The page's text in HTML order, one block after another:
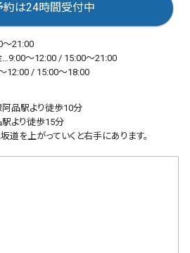
約は24時間受付中
～21:00
～12:00 / 15:00～21:00
12:00 / 15:00～18:00
品駅より徒歩10分
より徒歩15分
道を上がっていくと右手にあります。